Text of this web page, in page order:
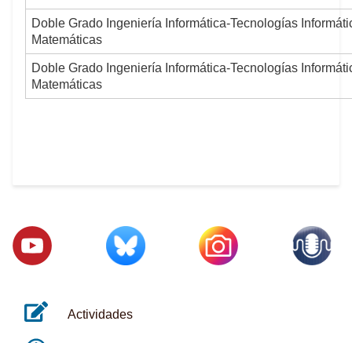
Doble Grado Ingeniería Informática-Tecnologías
Matemáticas
Doble Grado Ingeniería Informática-Tecnologías
Matemáticas
Actividades